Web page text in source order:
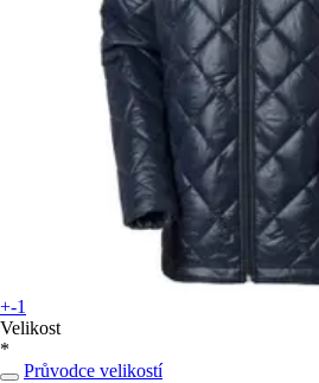
+-1
Velikost
*
Průvodce velikostí